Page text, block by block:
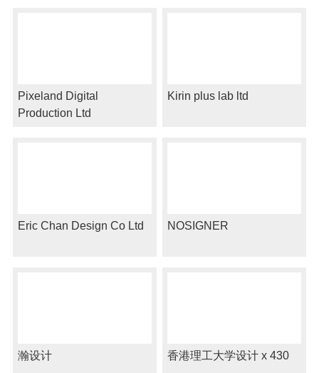
Pixeland Digital
Production Ltd
Kirin plus lab ltd
Eric Chan Design Co Ltd NOSIGNER
瀚设计 香港理工大学设计 x 430